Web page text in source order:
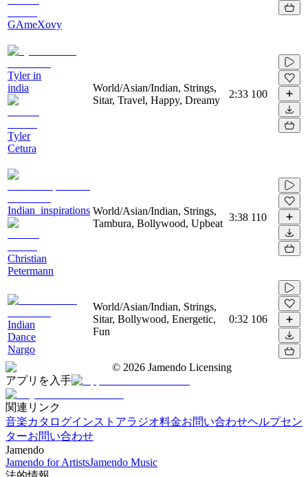
GAmeXovy
Tyler in
india
Tyler
Cetura
World/Asian/Indian, Strings,
Sitar, Travel, Happy, Dreamy
2:33 100
Indian_inspirations
Christian
Petermann
World/Asian/Indian, Strings,
Tambura, Bollywood, Upbeat
3:38 110
Indian
Dance
Nargo
World/Asian/Indian, Strings,
Sitar, Bollywood, Energetic,
Fun
0:32 106
© 2026 Jamendo Licensing
アプリを入手
関連リンク
音楽カタログインストアラジオ料金お問い合わせヘルプセン
ターお問い合わせ
Jamendo
Jamendo for ArtistsJamendo Music